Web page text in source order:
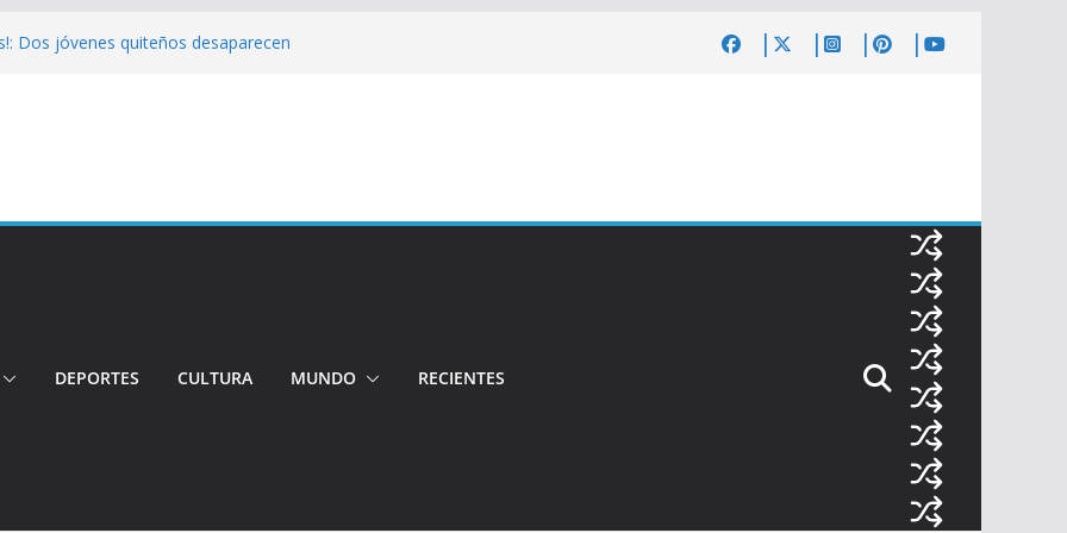
Dos jóvenes quiteños desaparecen
operarán el Trolebús y la Ecovía
Pichincha presenta la quinta edición
DEPORTES CULTURA MUNDO RECIENTES